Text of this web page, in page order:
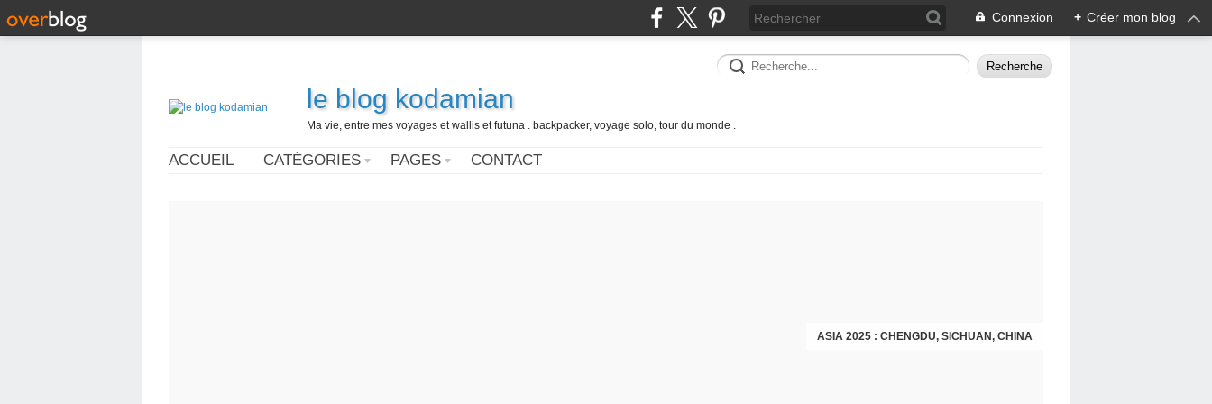
Connexion + Créer mon blog
le blog kodamian
Ma vie, entre mes voyages et wallis et futuna . backpacker, voyage solo, tour du monde .
ACCUEIL CATÉGORIES PAGES CONTACT
ASIA 2025 : CHENGDU, SICHUAN, CHINA
CHENGDU 2025